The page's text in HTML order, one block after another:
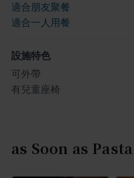
適合朋友聚餐
適合一人用餐
設施特色
可外帶
有兒童座椅
as Soon as Pasta(